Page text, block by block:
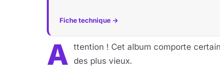
Fiche technique →
A ttention ! Cet album comporte
des plus vieux.